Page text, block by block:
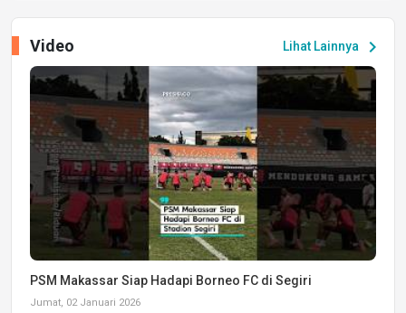
Lihat Lainnya chevron_right
Video
PSM Makassar Siap Hadapi Borneo FC di Segiri
Jumat, 02 Januari 2026